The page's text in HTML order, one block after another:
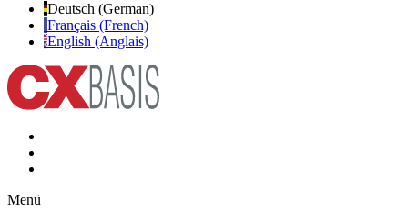
Deutsch (German)
Français (French)
English (Anglais)
Menü